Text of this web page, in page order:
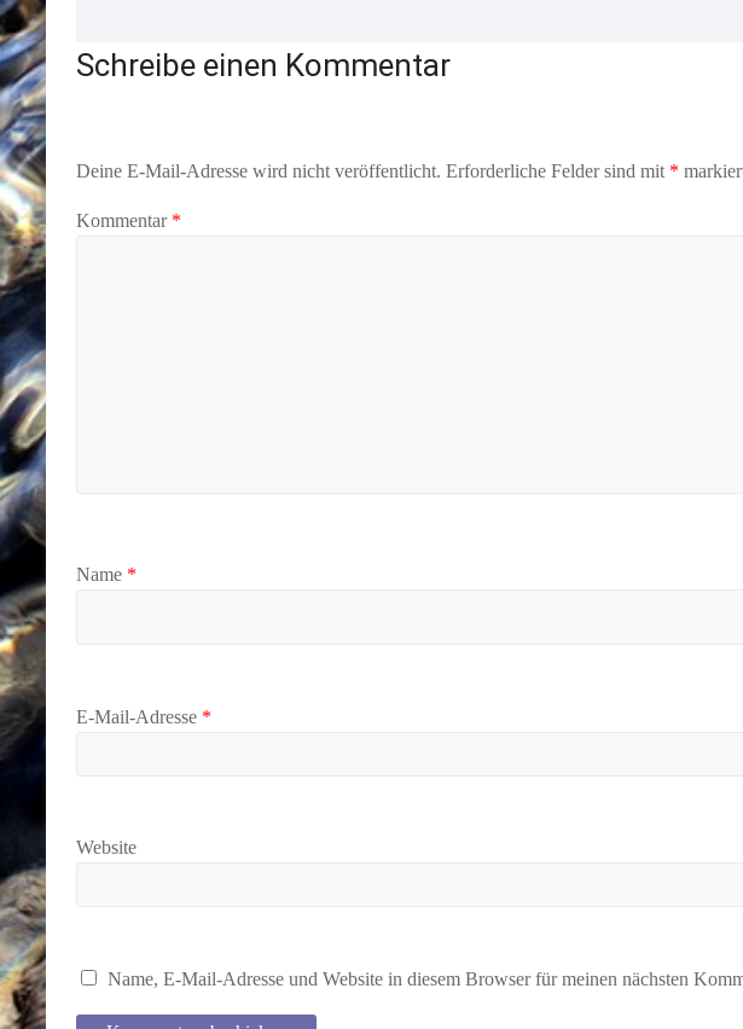
Schreibe einen Kommentar
Deine E-Mail-Adresse wird nicht veröffentlicht. Erforderliche Felder sind mit *
Kommentar *
Name *
E-Mail-Adresse *
Website
Name, E-Mail-Adresse und Website in diesem Browser für meinen nächsten